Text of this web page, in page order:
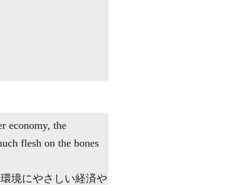
economy, the
flesh on the bones
境にやさしい経済や